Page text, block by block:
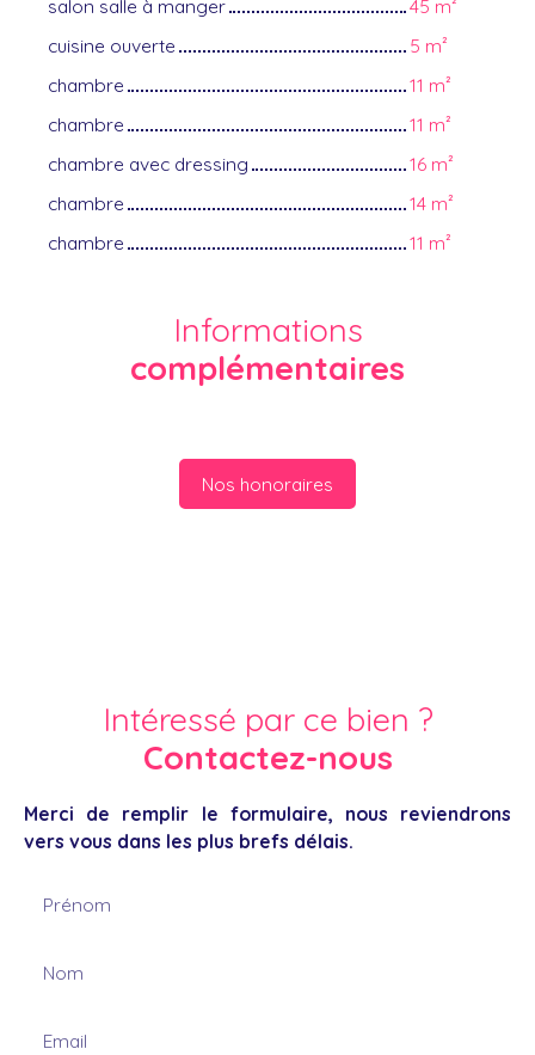
salon salle à manger
45 m²
cuisine ouverte
5 m²
chambre
11 m²
chambre
11 m²
chambre avec dressing
16 m²
chambre
14 m²
chambre
11 m²
Informations
complémentaires
Nos honoraires
Intéressé par ce bien ?
Contactez-nous
Merci de remplir le formulaire, nous reviendrons
vers vous dans les plus brefs délais.
Prénom
Nom
Email